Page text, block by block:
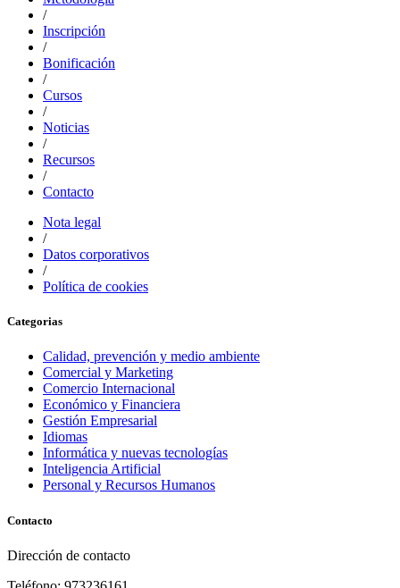
/
Inscripción
/
Bonificación
/
Cursos
/
Noticias
/
Recursos
/
Contacto
Nota legal
/
Datos corporativos
/
Política de cookies
Categorias
Calidad, prevención y medio ambiente
Comercial y Marketing
Comercio Internacional
Económico y Financiera
Gestión Empresarial
Idiomas
Informática y nuevas tecnologías
Inteligencia Artificial
Personal y Recursos Humanos
Contacto
Dirección de contacto